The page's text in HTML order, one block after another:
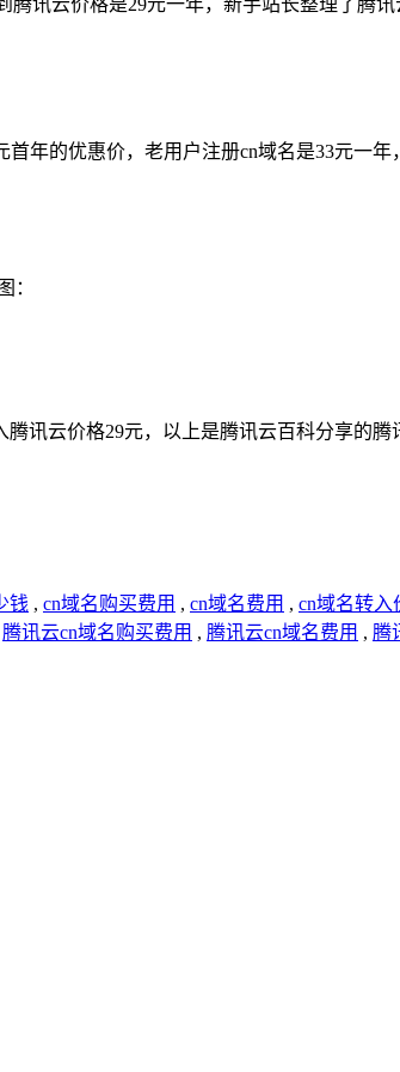
年的优惠价，老用户注册cn域名是33元一年
：
讯云价格29元，以上是腾讯云百科分享的
钱 , cn域名购买费用 , cn域名费用 , cn域名转入
腾讯云cn域名购买费用 , 腾讯云cn域名费用 , 腾